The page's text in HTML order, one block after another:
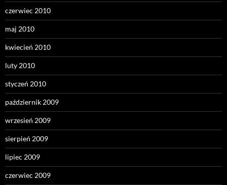
czerwiec 2010
maj 2010
kwiecień 2010
luty 2010
styczeń 2010
październik 2009
wrzesień 2009
sierpień 2009
lipiec 2009
czerwiec 2009